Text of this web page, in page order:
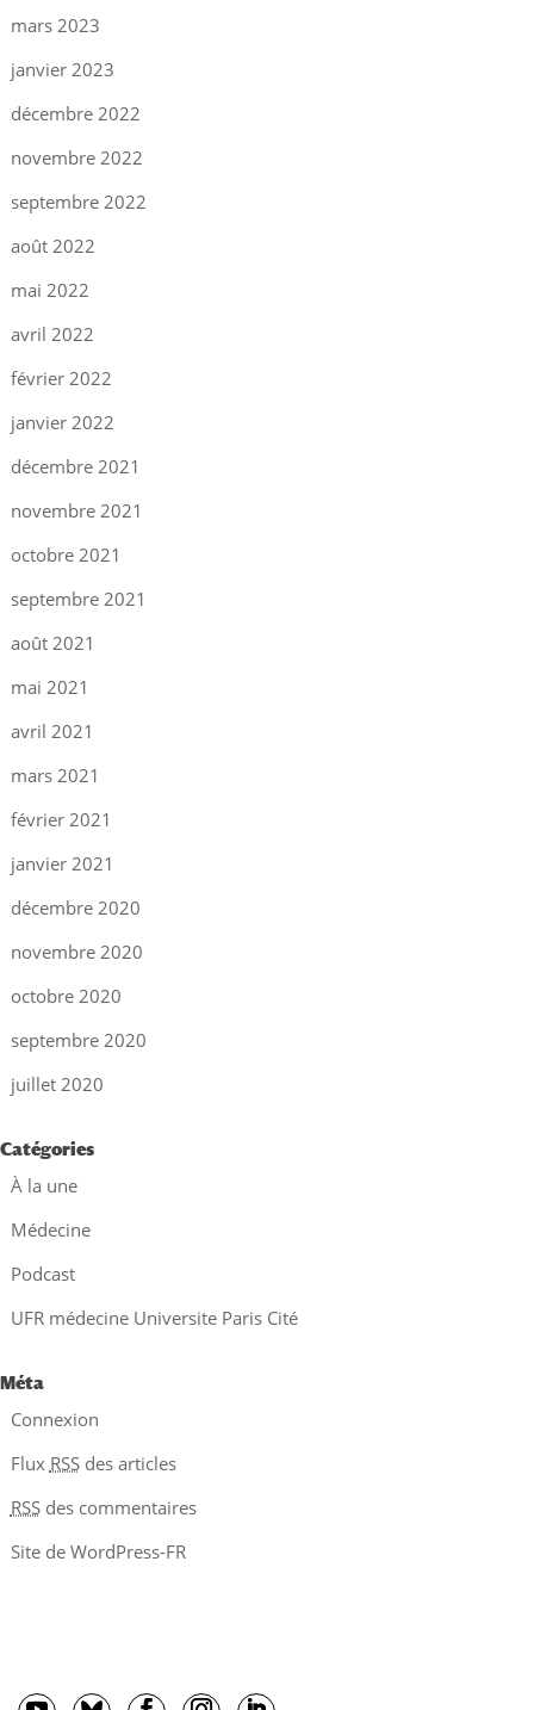
mars 2023
janvier 2023
décembre 2022
novembre 2022
septembre 2022
août 2022
mai 2022
avril 2022
février 2022
janvier 2022
décembre 2021
novembre 2021
octobre 2021
septembre 2021
août 2021
mai 2021
avril 2021
mars 2021
février 2021
janvier 2021
décembre 2020
novembre 2020
octobre 2020
septembre 2020
juillet 2020
Catégories
À la une
Médecine
Podcast
UFR médecine Universite Paris Cité
Méta
Connexion
Flux RSSdes articles
RSSdes commentaires
Site de WordPress-FR